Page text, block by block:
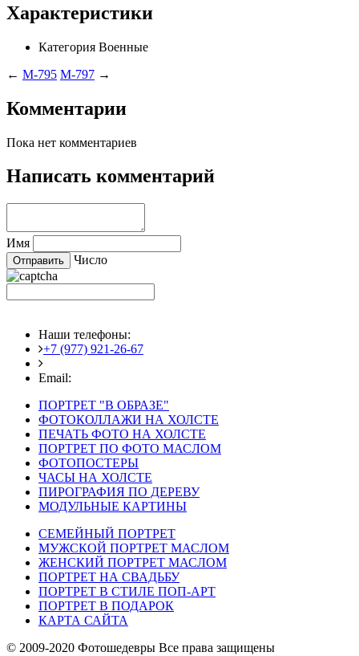
Характеристики
Категория Военные
← M-795 M-797 →
Комментарии
Пока нет комментариев
Написать комментарий
Имя
Число
Наши телефоны:
+7 (977) 921-26-67
Email:
ПОРТРЕТ "В ОБРАЗЕ"
ФОТОКОЛЛАЖИ НА ХОЛСТЕ
ПЕЧАТЬ ФОТО НА ХОЛСТЕ
ПОРТРЕТ ПО ФОТО МАСЛОМ
ФОТОПОСТЕРЫ
ЧАСЫ НА ХОЛСТЕ
ПИРОГРАФИЯ ПО ДЕРЕВУ
МОДУЛЬНЫЕ КАРТИНЫ
СЕМЕЙНЫЙ ПОРТРЕТ
МУЖСКОЙ ПОРТРЕТ МАСЛОМ
ЖЕНСКИЙ ПОРТРЕТ МАСЛОМ
ПОРТРЕТ НА СВАДЬБУ
ПОРТРЕТ В СТИЛЕ ПОП-АРТ
ПОРТРЕТ В ПОДАРОК
КАРТА САЙТА
© 2009-2020 Фотошедевры Все права защищены